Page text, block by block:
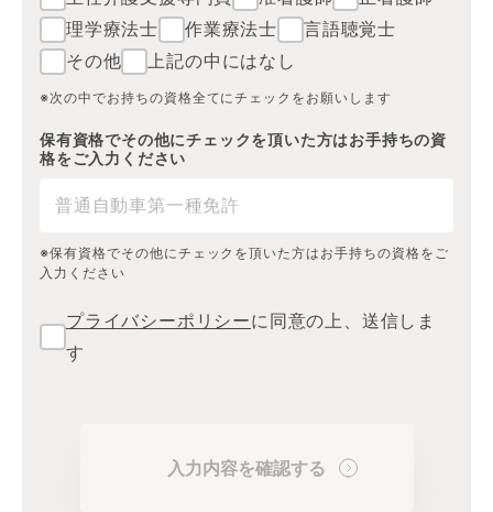
理学療法士
作業療法士
言語聴覚士
その他
上記の中にはなし
※次の中でお持ちの資格全てにチェックをお願いします
保有資格でその他にチェックを頂いた方はお手持ちの資
格をご入力ください
※保有資格でその他にチェックを頂いた方はお手持ちの資格をご
入力ください
プライバシーポリシーに同意の上、送信しま
す
入力内容を確認する